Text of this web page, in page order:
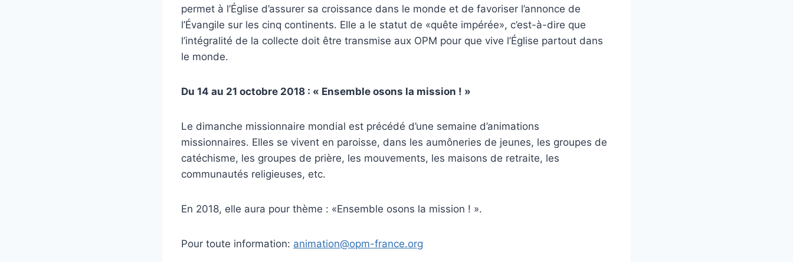
permet à l’Église d’assurer sa croissance dans le monde et de favoriser l’annonce de
l’Évangile sur les cinq continents. Elle a le statut de «quête impérée», c’est-à-dire que
l’intégralité de la collecte doit être transmise aux OPM pour que vive l’Église partout dans
le monde.
Du 14 au 21 octobre 2018 : « Ensemble osons la mission ! »
Le dimanche missionnaire mondial est précédé d’une semaine d’animations
missionnaires. Elles se vivent en paroisse, dans les aumôneries de jeunes, les groupes de
catéchisme, les groupes de prière, les mouvements, les maisons de retraite, les
communautés religieuses, etc.
En 2018, elle aura pour thème : «Ensemble osons la mission ! ».
Pour toute information: animation@opm-france.org